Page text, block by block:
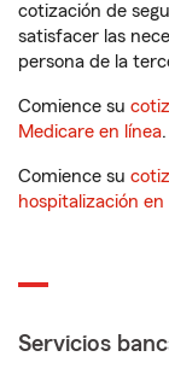
cotización de
satisfacer las
persona de la
Comience su
Medicare en línea.
Comience su
hospitalización en
Servicios